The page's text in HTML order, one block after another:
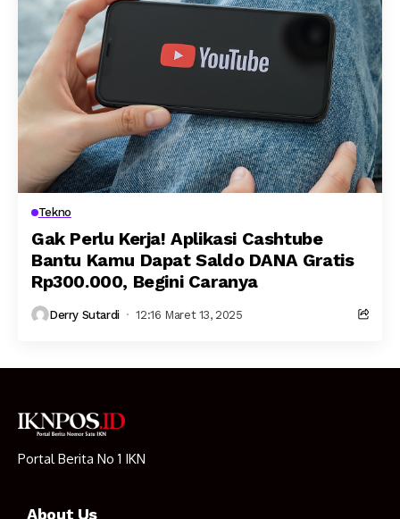
Tekno
Gak Perlu Kerja! Aplikasi Cashtube
Bantu Kamu Dapat Saldo DANA Gratis
Rp300.000, Begini Caranya
Derry Sutardi 12:16 Maret 13, 2025
Portal Berita No 1 IKN
About Us